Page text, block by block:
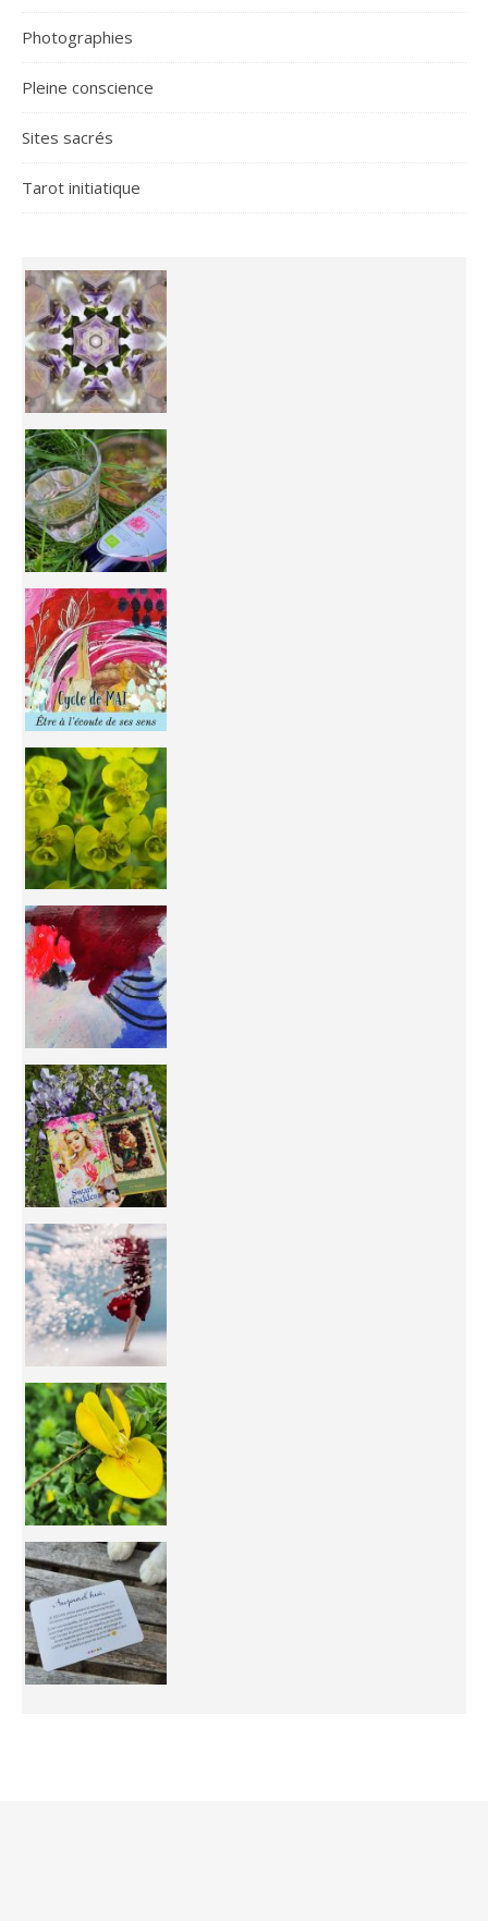
Photographies
Pleine conscience
Sites sacrés
Tarot initiatique
Inhabit your body and understand its
You're
50/50 OR 100/100 ? The day after Ascension, w